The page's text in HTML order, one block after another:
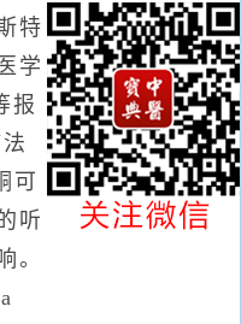
特
学
报
可
听
。